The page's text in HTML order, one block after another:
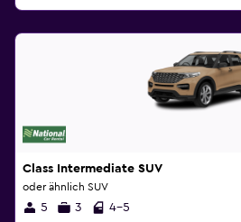
Class Intermediate SUV
oder ähnlich SUV
5 3 4-5